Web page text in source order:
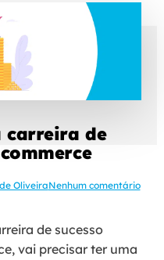
carreira de
OliveiraNenhum comentário
de sucesso
vai precisar ter uma